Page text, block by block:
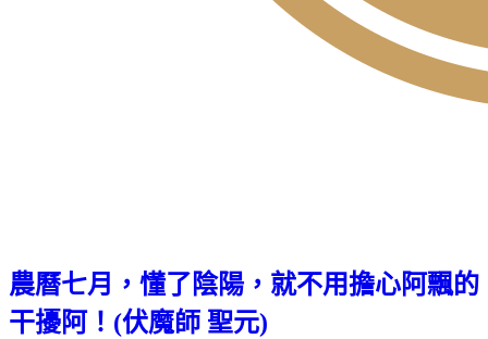
農曆七月，懂了陰陽，就不用擔心阿飄的
干擾阿！(伏魔師 聖元)